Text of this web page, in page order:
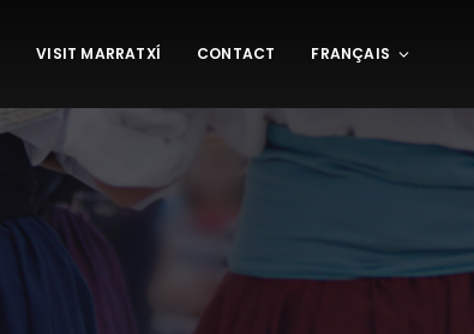
VISIT MARRATXÍ CONTACT FRANÇAIS